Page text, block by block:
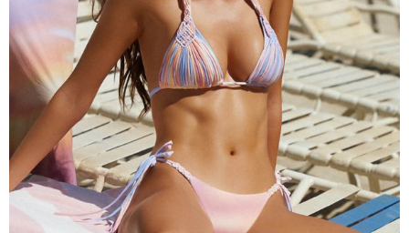
чашечками
Купальники танкини
Купальники с плавками слипы
Купальники с плавками танга